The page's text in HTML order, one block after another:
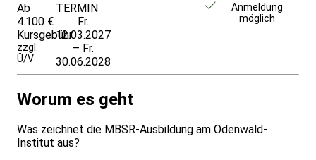
Ab
4.100 €
Kursgebühr
zzgl.
Ü/V
TERMIN
Fr.
12.03.2027
– Fr.
30.06.2028
Anmeldung
möglich
Worum es geht
Was zeichnet die MBSR-Ausbildung am Odenwald-
Institut aus?